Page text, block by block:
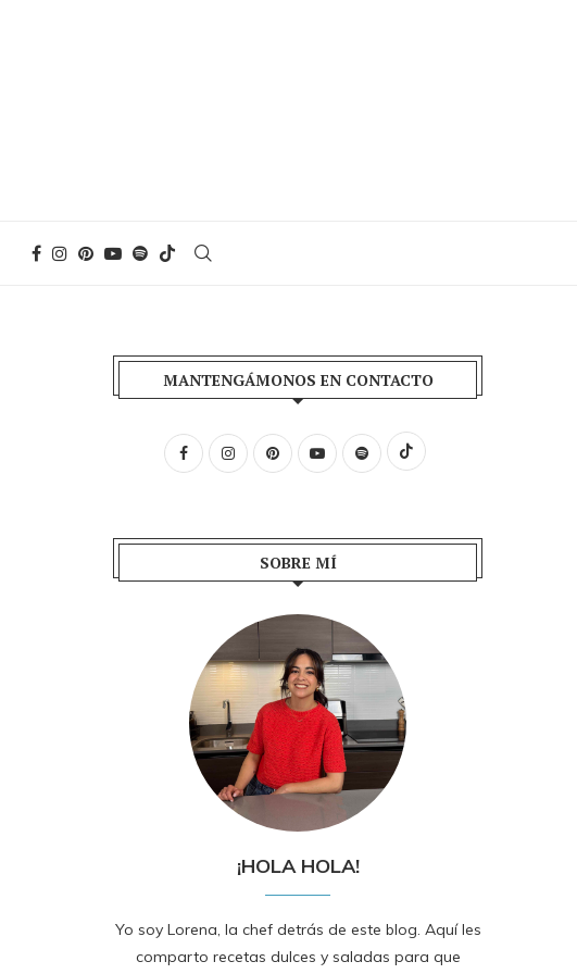
MANTENGÁMONOS EN CONTACTO
SOBRE MÍ
¡HOLA HOLA!
Yo soy Lorena, la chef detrás de este blog. Aquí les
comparto recetas dulces y saladas para que